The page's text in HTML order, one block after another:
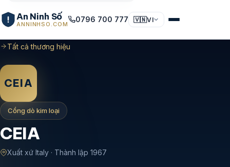
An Ninh Số
ANNINHSO.COM
0796 700 777 🇻🇳VI
Tất cả thương hiệu
CEIA
Cổng dò kim loại
CEIA
Xuất xứ Italy · Thành lập 1967